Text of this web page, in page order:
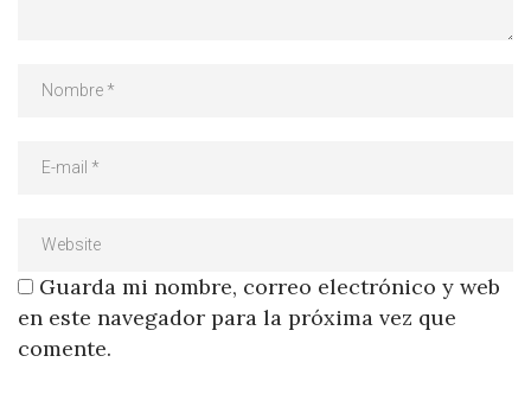
Guarda mi nombre, correo electrónico y web
en este navegador para la próxima vez que
comente.